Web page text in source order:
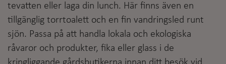
tevatten eller laga din lunch. Här finns även en
tillgänglig torrtoalett och en fin vandringsled runt
sjön. Passa på att handla lokala och ekologiska
råvaror och produkter, fika eller glass i de